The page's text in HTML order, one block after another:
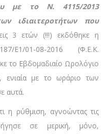
με το Ν. 4115/2013
ιδιαιτεροτήτων που
3 ετών (!!!) εκδόθηκε η
E1/01-08-2016 (Φ.Ε.Κ.
το Εβδομαδιαίο Ωρολόγιο
ενιαία με το ωράριο των
αυτά.
η ρύθμιση, αγνοώντας τις
σε μερική, μόνο,